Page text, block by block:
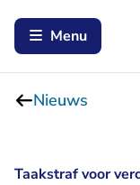
Menu
Nieuws
Taakstraf voor